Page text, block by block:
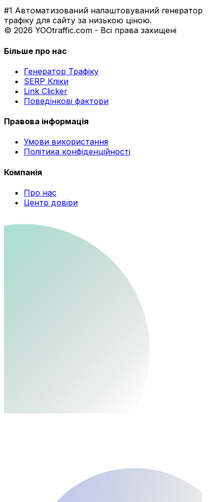
#1 Автоматизований налаштовуваний генератор
трафіку для сайту за низькою ціною.
© 2026 YOOtraffic.com - Всі права захищені
Більше про нас
Генератор Трафіку
SERP Кліки
Link Clicker
Поведінкові фактори
Правова інформація
Умови використання
Політика конфіденційності
Компанія
Про нас
Центр довіри